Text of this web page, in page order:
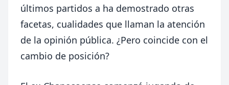
últimos partidos a ha demostrado otras
facetas, cualidades que llaman la atención
de la opinión pública. ¿Pero coincide con el
cambio de posición?